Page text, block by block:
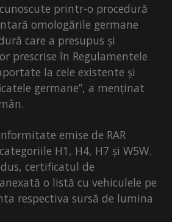
printr-o procedură
omologările germane
care a presupus și
prescrise în Regulamentele
la cele existente și
germane”, a menținat
emise de RAR
H1, H4, H7 și W5W.
certificatul de
o listă cu vehiculele pe
respectiva sursă de lumina